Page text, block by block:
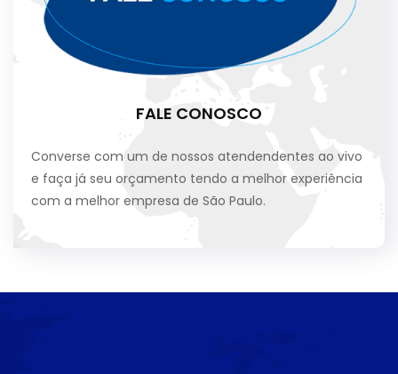
FALE CONOSCO
Converse com um de nossos atendendentes ao vivo
e faça já seu orçamento tendo a melhor experiência
com a melhor empresa de São Paulo.